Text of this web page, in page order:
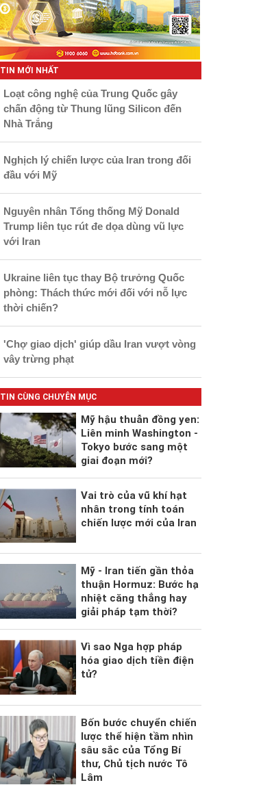
TIN MỚI NHẤT
Loạt công nghệ của Trung Quốc gây
chấn động từ Thung lũng Silicon đến
Nhà Trắng
Nghịch lý chiến lược của Iran trong đối
đầu với Mỹ
Nguyên nhân Tổng thống Mỹ Donald
Trump liên tục rút đe dọa dùng vũ lực
với Iran
Ukraine liên tục thay Bộ trưởng Quốc
phòng: Thách thức mới đối với nỗ lực
thời chiến?
'Chợ giao dịch' giúp dầu Iran vượt vòng
vây trừng phạt
TIN CÙNG CHUYÊN MỤC
Mỹ hậu thuẫn đồng yen:
Liên minh Washington -
Tokyo bước sang một
giai đoạn mới?
Vai trò của vũ khí hạt
nhân trong tính toán
chiến lược mới của Iran
Mỹ - Iran tiến gần thỏa
thuận Hormuz: Bước hạ
nhiệt căng thẳng hay
giải pháp tạm thời?
Vì sao Nga hợp pháp
hóa giao dịch tiền điện
tử?
Bốn bước chuyển chiến
lược thể hiện tầm nhìn
sâu sắc của Tổng Bí
thư, Chủ tịch nước Tô
Lâm